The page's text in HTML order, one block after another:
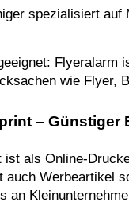
spezialisiert auf
Flyeralarm
wie Flyer,
– Günstiger
ist als Online-
auch Werbeartikel
an